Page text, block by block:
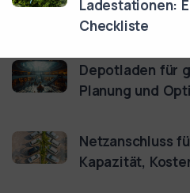
Ladestationen:
Checkliste
Depotladen für
Planung und
Netzanschluss
Kapazität,